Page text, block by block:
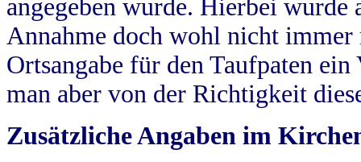
angegeben wurde. Hierbei wurde
Annahme doch wohl nicht
Ortsangabe für den Taufpaten
man aber von der Richtigkeit
Zusätzliche Angaben im